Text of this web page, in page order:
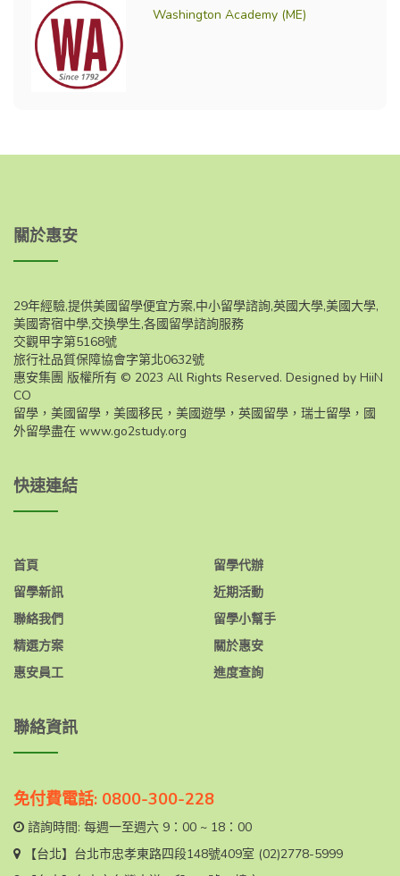
Washington Academy (ME)
關於惠安
29年經驗,提供美國留學便宜方案,中小留學諮詢,英國大學,美國大學,
美國寄宿中學,交換學生,各國留學諮詢服務
交觀甲字第5168號
旅行社品質保障協會字第北0632號
惠安集團 版權所有 © 2023 All Rights Reserved. Designed by HiiN
CO
留學，美國留學，美國移民，美國遊學，英國留學，瑞士留學，國
外留學盡在 www.go2study.org
快速連結
首頁
留學新訊
聯絡我們
精選方案
惠安員工
留學代辦
近期活動
留學小幫手
關於惠安
進度查詢
聯絡資訊
免付費電話: 0800-300-228
諮詢時間: 每週一至週六 9：00 ~ 18：00
【台北】 台北市忠孝東路四段148號409室 (02)2778-5999